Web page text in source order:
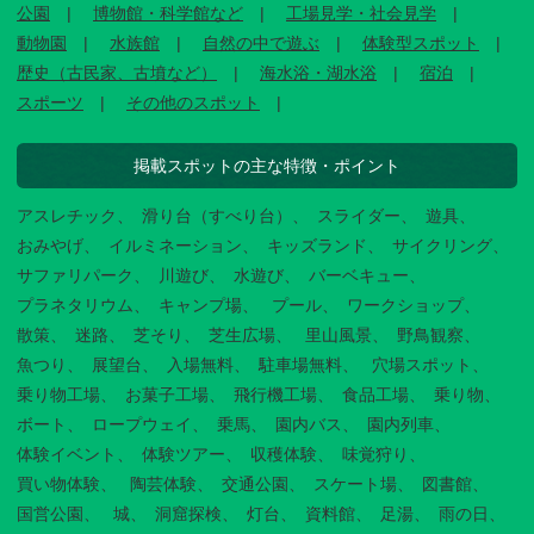
公園 博物館・科学館など
工場見学・社会見学
動物園
水族館 自然の中で遊ぶ
体験型スポット
歴史（古民家、古墳など）
海水浴・湖水浴
宿泊
スポーツ
その他のスポット
掲載スポットの主な特徴・ポイント
アスレチック 滑り台（すべり台） スライダー
遊具
おみやげ
イルミネーション キッズランド
サイクリング
サファリパーク
川遊び 水遊び
バーベキュー
プラネタリウム
キャンプ場 プール
ワークショップ
散策
迷路 芝そり 芝生広場 里山風景
野鳥観察
魚つり
展望台 入場無料 駐車場無料
穴場スポット
乗り物工場
お菓子工場 飛行機工場 食品工場
乗り物
ボート
ロープウェイ 乗馬 園内バス
園内列車
体験イベント
体験ツアー 収穫体験
味覚狩り
買い物体験
陶芸体験 交通公園 スケート場
図書館
国営公園
城 洞窟探検 灯台 資料館 足湯 雨の日